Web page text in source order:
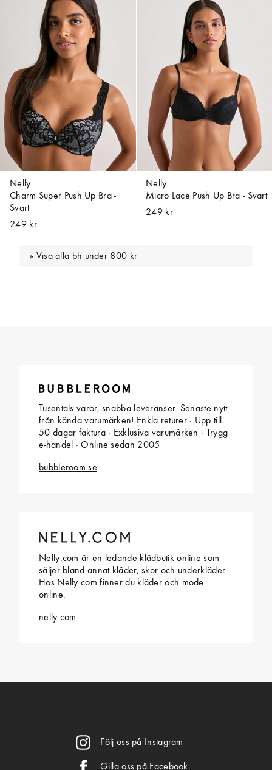
Nelly
Charm Super Push Up Bra -
Svart
249 kr
Nelly
Micro Lace Push Up Bra - Svart
249 kr
Visa alla bh under 800 kr
Tusentals varor, snabba leveranser. Senaste nytt
från kända varumärken! Enkla returer · Upp till
50 dagar faktura · Exklusiva varumärken · Trygg
e-handel · Online sedan 2005
bubbleroom.se
Nelly.com är en ledande klädbutik online som
säljer bland annat kläder, skor och underkläder.
Hos Nelly.com finner du kläder och mode
online.
nelly.com
Följ oss på Instagram
Gilla oss på Facebook